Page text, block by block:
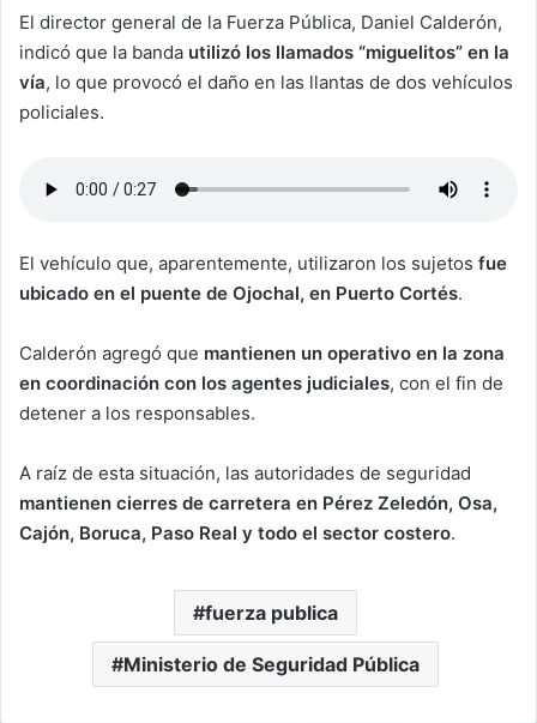
El director general de la Fuerza Pública, Daniel Calderón,
indicó que la banda utilizó los llamados “miguelitos” en la
vía, lo que provocó el daño en las llantas de dos vehículos
policiales.
El vehículo que, aparentemente, utilizaron los sujetos fue
ubicado en el puente de Ojochal, en Puerto Cortés.
Calderón agregó que mantienen un operativo en la zona
en coordinación con los agentes judiciales, con el fin de
detener a los responsables.
A raíz de esta situación, las autoridades de seguridad
mantienen cierres de carretera en Pérez Zeledón, Osa,
Cajón, Boruca, Paso Real y todo el sector costero.
fuerza publica
Ministerio de Seguridad Pública